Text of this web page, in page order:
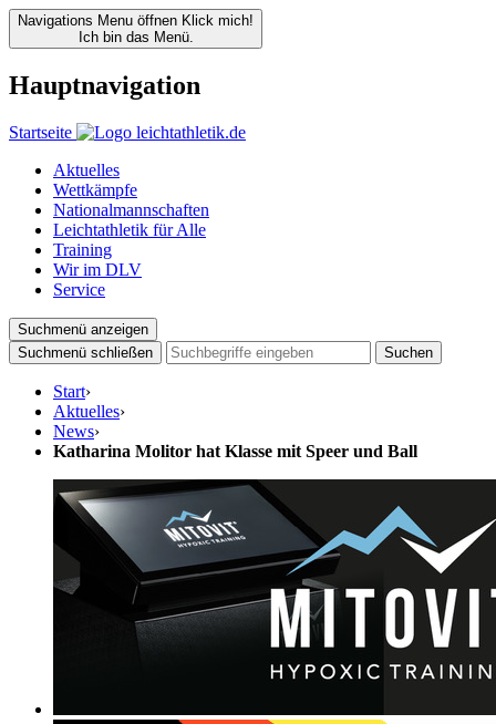
Navigations Menu öffnen Klick mich!
Ich bin das Menü.
Hauptnavigation
Startseite
Aktuelles
Wettkämpfe
Nationalmannschaften
Leichtathletik für Alle
Training
Wir im DLV
Service
Suchmenü anzeigen
Suchmenü schließen
Suchen
Start›
Aktuelles›
News›
Katharina Molitor hat Klasse mit Speer und Ball